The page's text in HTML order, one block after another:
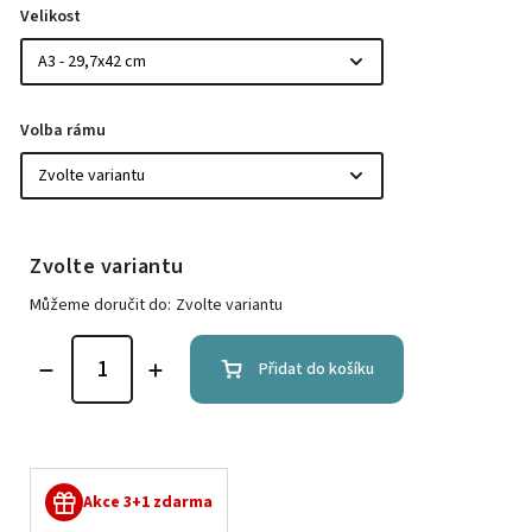
Velikost
Volba rámu
Zvolte variantu
Můžeme doručit do: Zvolte variantu
Přidat do košíku
Akce 3+1 zdarma